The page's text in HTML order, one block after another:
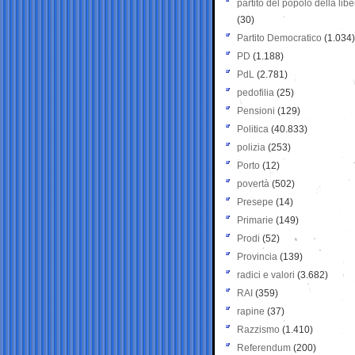
partito del popolo della
(30)
Partito Democratico (1.034)
PD (1.188)
PdL (2.781)
pedofilia (25)
Pensioni (129)
Politica (40.833)
polizia (253)
Porto (12)
povertà (502)
Presepe (14)
Primarie (149)
Prodi (52)
Provincia (139)
radici e valori (3.682)
RAI (359)
rapine (37)
Razzismo (1.410)
Referendum (200)